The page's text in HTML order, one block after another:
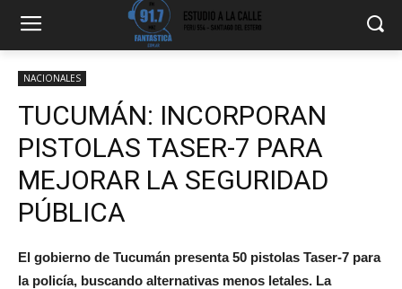
NACIONALES
TUCUMÁN: INCORPORAN
PISTOLAS TASER-7 PARA
MEJORAR LA SEGURIDAD
PÚBLICA
El gobierno de Tucumán presenta 50 pistolas Taser-7 para
la policía, buscando alternativas menos letales. La